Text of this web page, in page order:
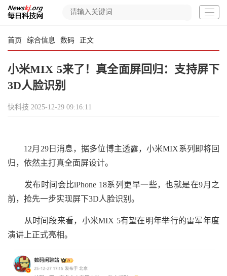
首页 综合信息 数码 正文
小米MIX 5来了！真全面屏回归：支持屏下
3D人脸识别
快科技 2025-12-29 09:16:11
12月29日消息，据多位博主透露，小米MIX系列即将回
归，依然主打真全面屏设计。
发布时间会比iPhone 18系列更早一些，也就是在9月之
前，抢先一步实现屏下3D人脸识别。
从时间段来看，小米MIX 5有望在明年举行的雷军年度
演讲上正式亮相。